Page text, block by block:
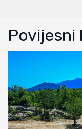
Povijesni